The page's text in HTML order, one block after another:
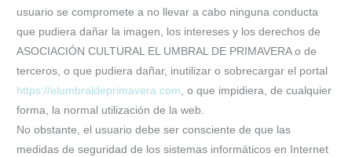
usuario se compromete a no llevar a cabo ninguna conducta
que pudiera dañar la imagen, los intereses y los derechos de
ASOCIACIÓN CULTURAL EL UMBRAL DE PRIMAVERA o de
terceros, o que pudiera dañar, inutilizar o sobrecargar el portal
https://elumbraldeprimavera.com, o que impidiera, de cualquier
forma, la normal utilización de la web.
No obstante, el usuario debe ser consciente de que las
medidas de seguridad de los sistemas informáticos en Internet